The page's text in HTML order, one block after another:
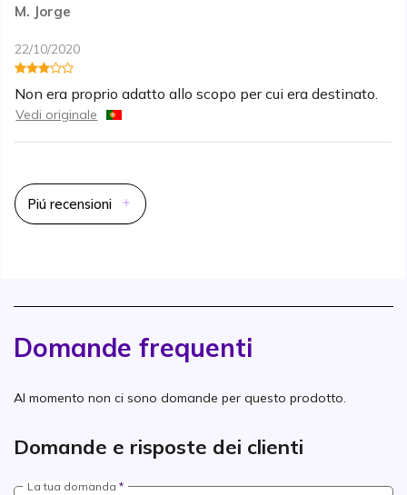
M. Jorge
22/10/2020
Non era proprio adatto allo scopo per cui era destinato.
Vedi originale
Piú recensioni
Domande frequenti
Al momento non ci sono domande per questo prodotto.
Domande e risposte dei clienti
La tua domanda